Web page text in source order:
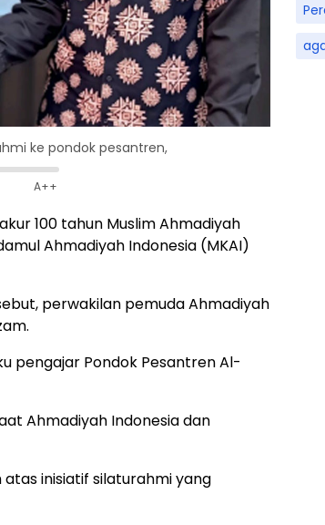
ke pondok pesantren,
A++
100 tahun Muslim Ahmadiyah
Ahmadiyah Indonesia (MKAI)
perwakilan pemuda Ahmadiyah
pengajar Pondok Pesantren Al-
Ahmadiyah Indonesia dan
inisiatif silaturahmi yang